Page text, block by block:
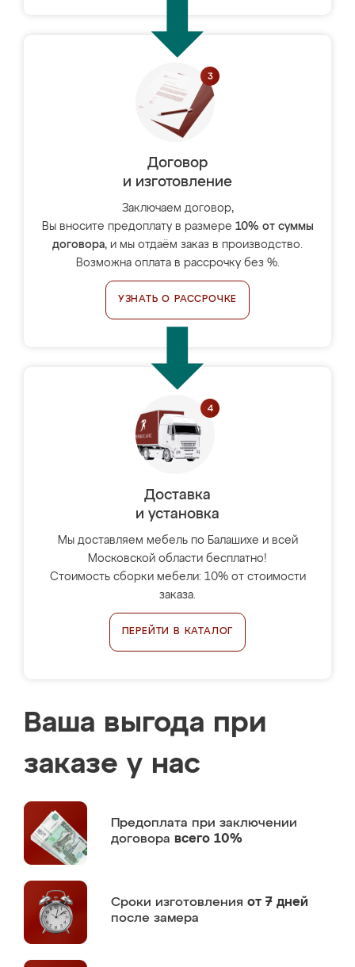
Договор
и изготовление
Заключаем договор,
Вы вносите предоплату в размере 10% от суммы
договора, и мы отдаём заказ в производство.
Возможна оплата в рассрочку без %.
УЗНАТЬ О РАССРОЧКЕ
Доставка
и установка
Мы доставляем мебель по Балашихе и всей
Московской области бесплатно!
Стоимость сборки мебели: 10% от стоимости
заказа.
ПЕРЕЙТИ В КАТАЛОГ
Ваша выгода при
заказе у нас
Предоплата при заключении
договора всего 10%
Сроки изготовления от 7 дней
после замера